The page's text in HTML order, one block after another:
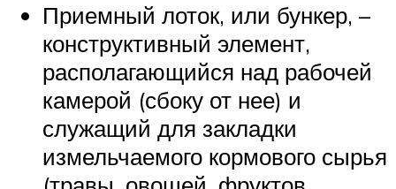
Приемный лоток, или бункер, –
конструктивный элемент,
располагающийся над рабочей
камерой (сбоку от нее) и
служащий для закладки
измельчаемого кормового сырья